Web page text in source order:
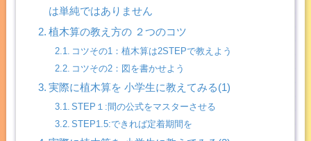
は単純ではありません
植木算の教え方の ２つのコツ
コツその1：植木算は2STEPで教えよう
コツその2：図を書かせよう
実際に植木算を 小学生に教えてみる(1)
STEP１:間の公式をマスターさせる
STEP1.5:できれば定着期間を